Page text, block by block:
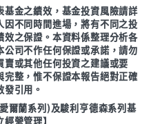
金之績效，基金投資風險請詳
不同時間進場，將有不同之投
之保證。本資料係整理分析各
司不作任何保證或承諾，請勿
或其他任何投資之建議或要
整，惟不保證本報告絕對正確
引用。
爾蘭系列)及駿利亨德森系列基
營管理】